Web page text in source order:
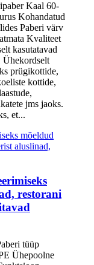
Kaal 60-
Kohandatud
Paberi värv
Kvaliteet
kasutatavad
Ühekordselt
prügikottide,
kottide,
jms jaoks.
et...
restorani
tüüp
Ühepoolne